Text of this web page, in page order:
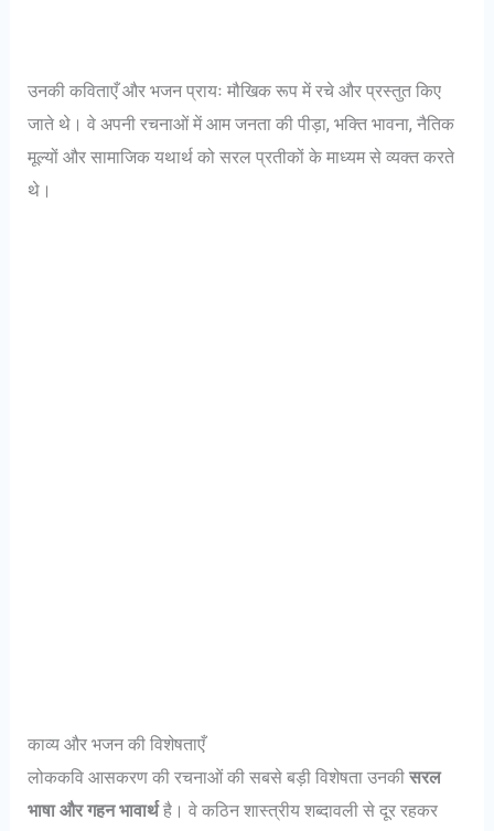
उनकी कविताएँ और भजन प्रायः मौखिक रूप में रचे और प्रस्तुत किए
जाते थे। वे अपनी रचनाओं में आम जनता की पीड़ा, भक्ति भावना, नैतिक
मूल्यों और सामाजिक यथार्थ को सरल प्रतीकों के माध्यम से व्यक्त करते
थे।
काव्य और भजन की विशेषताएँ
लोककवि आसकरण की रचनाओं की सबसे बड़ी विशेषता उनकीसरल
भाषा और गहन भावार्थहै। वे कठिन शास्त्रीय शब्दावली से दूर रहकर